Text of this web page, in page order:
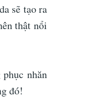
sẽ tạo ra
thật nổi
nhăn
đó!